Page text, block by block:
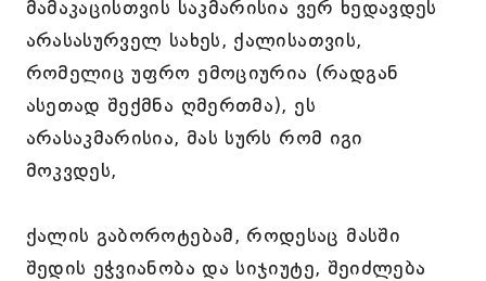
მამაკაცისთვის საკმარისია ვერ ხედავდეს
არასასურველ სახეს, ქალისათვის,
რომელიც უფრო ემოციურია (რადგან
ასეთად შექმნა ღმერთმა), ეს
არასაკმარისია, მას სურს რომ იგი
მოკვდეს,
ქალის გაბოროტებამ, როდესაც მასში
შედის ეჭვიანობა და სიჯიუტე, შეიძლება